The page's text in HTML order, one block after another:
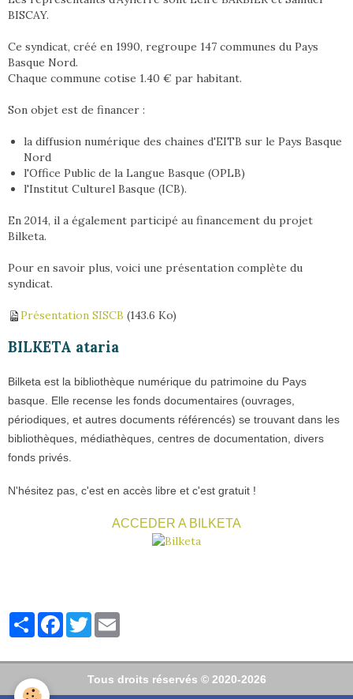
BISCAY.
Ce syndicat, créé en 1990, regroupe 147 communes du Pays
Basque Nord.
Chaque commune cotise 1.40 € par habitant.
Son objet est de financer :
la diffusion numérique des chaines d'EITB sur le Pays Basque
Nord
l'Office Public de la Langue Basque (OPLB)
l'Institut Culturel Basque (ICB).
En 2014, il a également participé au financement du projet
Bilketa.
Pour en savoir plus, voici une présentation complète du
syndicat.
Présentation SISCB (143.6 Ko)
BILKETA ataria
Bilketa est la bibliothèque numérique du patrimoine du Pays
basque. Elle recense les fonds documentaires (ouvrages,
périodiques, et autres documents référencés) se trouvant dans les
bibliothèques, médiathèques, centres de documentation, divers
fonds privés.
N'hésitez pas, c'est en accès libre et c'est gratuit !
ACCEDER A BILKETA
PartagerFacebook
Twitter
Tous droits réservés © 2020-2026